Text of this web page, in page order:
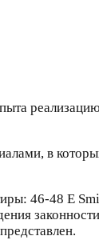
реализацию
в
46-48 E